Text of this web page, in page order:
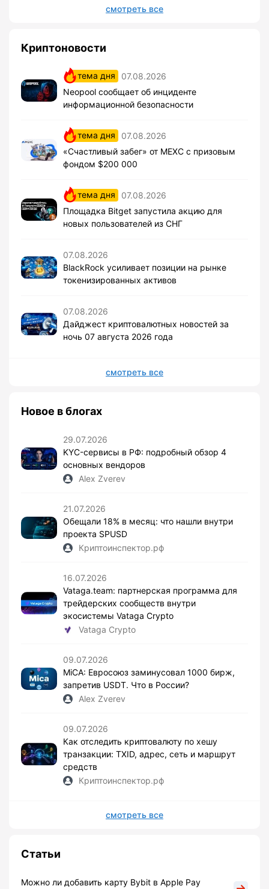
смотреть все
Криптоновости
тема дня
07.08.2026
Neopool сообщает об инциденте
информационной безопасности
тема дня
07.08.2026
«Счастливый забег» от MEXC с призовым
фондом $200 000
тема дня
07.08.2026
Площадка Bitget запустила акцию для
новых пользователей из СНГ
07.08.2026
BlackRock усиливает позиции на рынке
токенизированных активов
07.08.2026
Дайджест криптовалютных новостей за
ночь 07 августа 2026 года
смотреть все
Новое в блогах
29.07.2026
KYC-сервисы в РФ: подробный обзор 4
основных вендоров
Alex Zverev
21.07.2026
Обещали 18% в месяц: что нашли внутри
проекта SPUSD
Криптоинспектор.рф
16.07.2026
Vataga.team: партнерская программа для
трейдерских сообществ внутри
экосистемы Vataga Crypto
Vataga Crypto
09.07.2026
MiCA: Евросоюз заминусовал 1000 бирж,
запретив USDT. Что в России?
Alex Zverev
09.07.2026
Как отследить криптовалюту по хешу
транзакции: TXID, адрес, сеть и маршрут
средств
Криптоинспектор.рф
смотреть все
Статьи
Можно ли добавить карту Bybit в Apple Pay